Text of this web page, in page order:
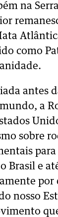
na
como
antes
a
sobre
Brasil e
por
nosso